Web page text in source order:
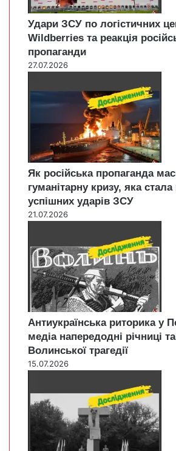
Удари ЗСУ по логістичних
Wildberries та реакція
пропаганди
27.07.2026
Як російська пропаганда
гуманітарну кризу, яка
успішних ударів ЗСУ
21.07.2026
Антиукраїнська риторика у
медіа напередодні річниці
Волинської трагедії
15.07.2026